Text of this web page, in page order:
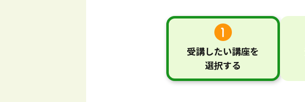
受講したい講座を
選択する